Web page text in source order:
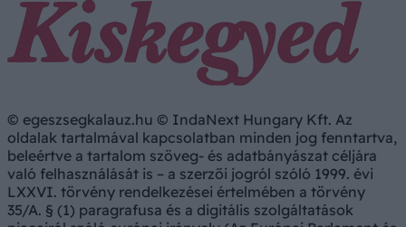
© egeszsegkalauz.hu © IndaNext Hungary Kft. Az
oldalak tartalmával kapcsolatban minden jog fenntartva,
beleértve a tartalom szöveg- és adatbányászat céljára
való felhasználását is – a szerzői jogról szóló 1999. évi
LXXVI. törvény rendelkezései értelmében a törvény
35/A. § (1) paragrafusa és a digitális szolgáltatások